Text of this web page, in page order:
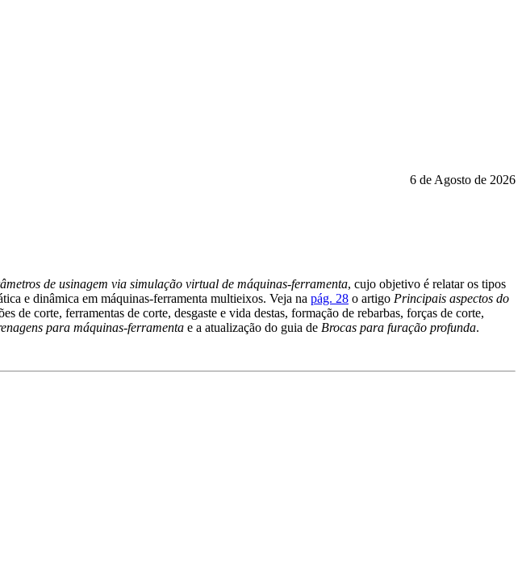
6 de Agosto de 2026
de usinagem via simulação virtual de máquinas-ferramenta, cujo objetivo é relatar os tipos
e dinâmica em máquinas-ferramenta multieixos. Veja na pág. 28 o artigo Principais aspectos do
de corte, ferramentas de corte, desgaste e vida destas, formação de rebarbas, forças de corte,
para máquinas-ferramenta e a atualização do guia de Brocas para furação profunda.